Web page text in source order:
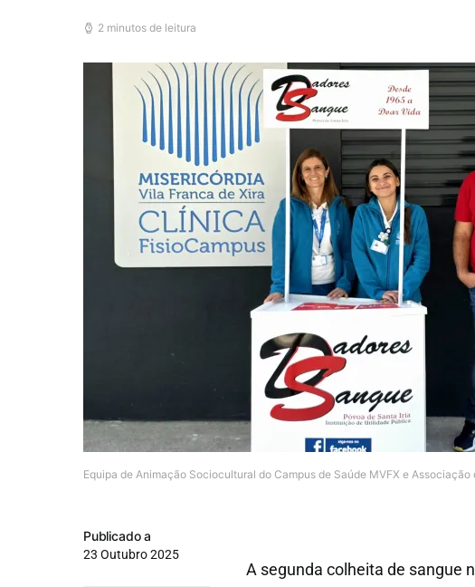
2 minutos de leitura
Equipa de Animação Sociocultural do Campus de Saúde MVFX e
Publicado a
23 Outubro 2025
A segunda colheita de sangue